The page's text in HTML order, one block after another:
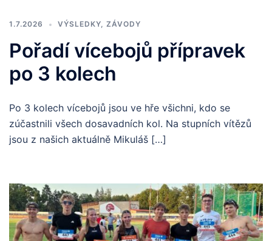
1.7.2026 VÝSLEDKY ZÁVODY
Pořadí vícebojů přípravek
po 3 kolech
Po 3 kolech vícebojů jsou ve hře všichni, kdo se
zúčastnili všech dosavadních kol. Na stupních vítězů
jsou z našich aktuálně Mikuláš […]